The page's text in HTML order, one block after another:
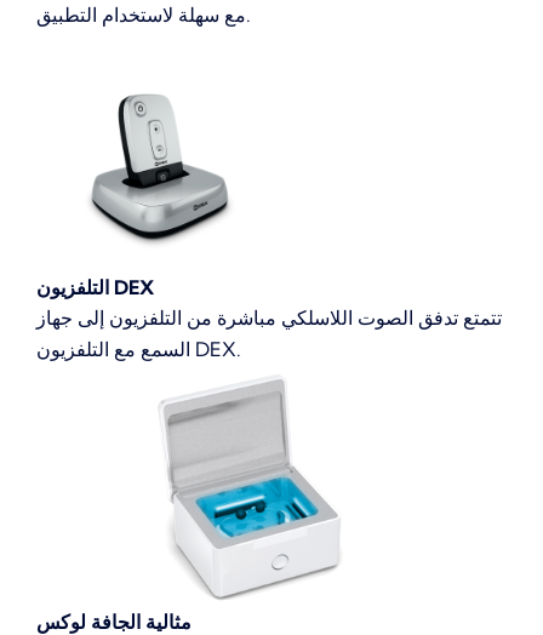
مع سهلة لاستخدام التطبيق.
التلفزيون DEX
تتمتع تدفق الصوت اللاسلكي مباشرة من التلفزيون إلى جهاز
السمع مع التلفزيون DEX.
مثالية الجافة لوكس